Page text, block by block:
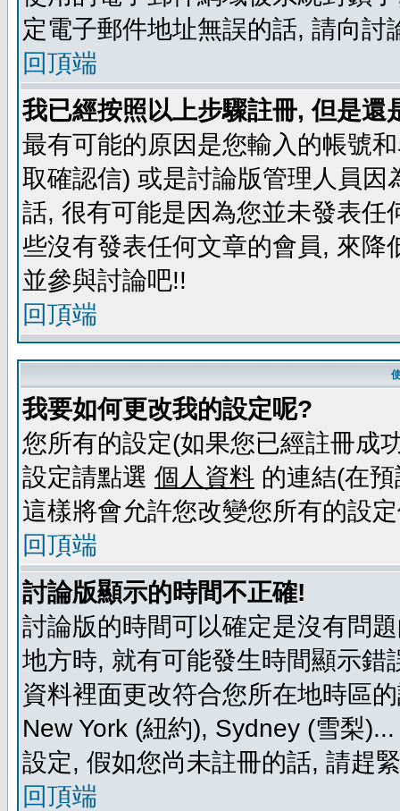
定電子郵件地址無誤的話, 請向
回頂端
我已經按照以上步驟註冊, 但是還
最有可能的原因是您輸入的帳號
取確認信) 或是討論版管理人員
話, 很有可能是因為您並未發表
些沒有發表任何文章的會員, 來
並參與討論吧!!
回頂端
我要如何更改我的設定呢?
您所有的設定(如果您已經註冊成
設定請點選 個人資料 的連結(在
這樣將會允許您改變您所有的設
回頂端
討論版顯示的時間不正確!
討論版的時間可以確定是沒有問
地方時, 就有可能發生時間顯示
資料裡面更改符合您所在地時區
New York (紐約), Sydney (雪梨
設定, 假如您尚未註冊的話, 請趕
回頂端